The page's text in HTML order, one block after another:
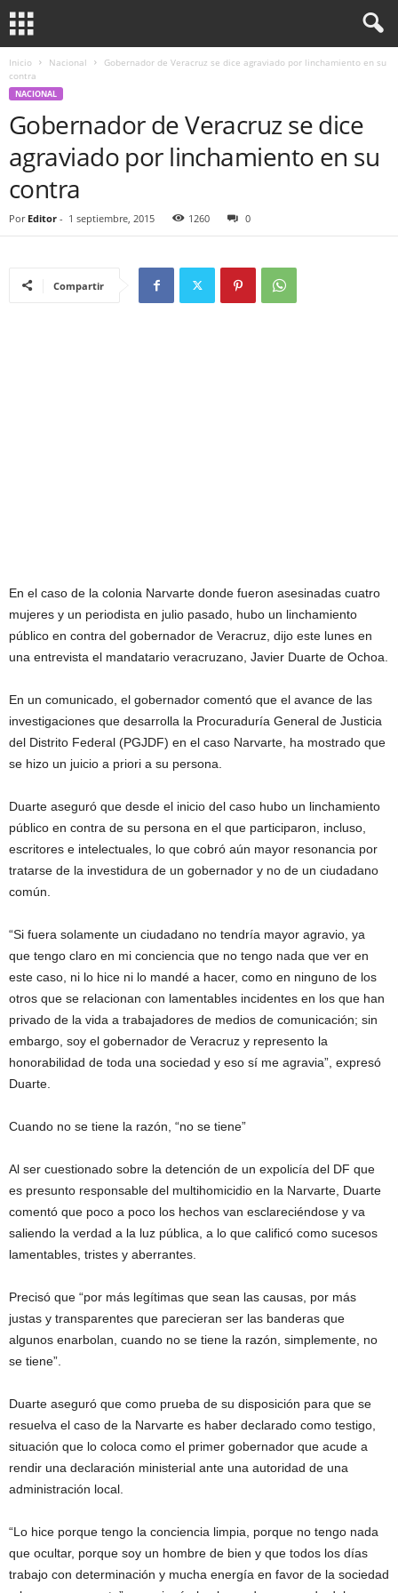
Inicio Nacional
Gobernador de Veracruz se dice agraviado por linchamiento en su
contra
NACIONAL
Gobernador de Veracruz se dice
agraviado por linchamiento en su
contra
Por Editor - 1 septiembre, 2015 1260 0
Compartir
En el caso de la colonia Narvarte donde fueron asesinadas cuatro
mujeres y un periodista en julio pasado, hubo un linchamiento
público en contra del gobernador de Veracruz, dijo este lunes en
una entrevista el mandatario veracruzano, Javier Duarte de Ochoa.
En un comunicado, el gobernador comentó que el avance de las
investigaciones que desarrolla la Procuraduría General de Justicia
del Distrito Federal (PGJDF) en el caso Narvarte, ha mostrado que
se hizo un juicio a priori a su persona.
Duarte aseguró que desde el inicio del caso hubo un linchamiento
público en contra de su persona en el que participaron, incluso,
escritores e intelectuales, lo que cobró aún mayor resonancia por
tratarse de la investidura de un gobernador y no de un ciudadano
común.
“Si fuera solamente un ciudadano no tendría mayor agravio, ya
que tengo claro en mi conciencia que no tengo nada que ver en
este caso, ni lo hice ni lo mandé a hacer, como en ninguno de los
otros que se relacionan con lamentables incidentes en los que han
privado de la vida a trabajadores de medios de comunicación; sin
embargo, soy el gobernador de Veracruz y represento la
honorabilidad de toda una sociedad y eso sí me agravia”, expresó
Duarte.
Cuando no se tiene la razón, “no se tiene”
Al ser cuestionado sobre la detención de un expolicía del DF que
es presunto responsable del multihomicidio en la Narvarte, Duarte
comentó que poco a poco los hechos van esclareciéndose y va
saliendo la verdad a la luz pública, a lo que calificó como sucesos
lamentables, tristes y aberrantes.
Precisó que “por más legítimas que sean las causas, por más
justas y transparentes que parecieran ser las banderas que
algunos enarbolan, cuando no se tiene la razón, simplemente, no
se tiene”.
Duarte aseguró que como prueba de su disposición para que se
resuelva el caso de la Narvarte es haber declarado como testigo,
situación que lo coloca como el primer gobernador que acude a
rendir una declaración ministerial ante una autoridad de una
administración local.
“Lo hice porque tengo la conciencia limpia, porque no tengo nada
que ocultar, porque soy un hombre de bien y que todos los días
trabajo con determinación y mucha energía en favor de la sociedad